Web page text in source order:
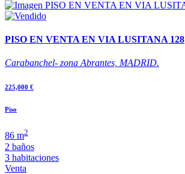
PISO EN VENTA EN VIA LUSITANA 128
Carabanchel- zona Abrantes, MADRID.
225,000 €
Piso
86 m2
2 baños
3 habitaciones
Venta